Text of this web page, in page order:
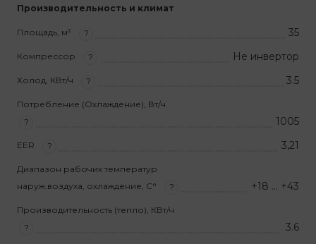
Производительность и климат
Площадь, м² ? 35
Компрессор ? Не инвертор
Холод, КВт/ч ? 3.5
Потребление (Охлаждение), Вт/ч
?
1005
EER ? 3,21
Диапазон рабочих температур
наруж.воздуха, охлаждение, С°
? +18 … +43
Производительность (тепло), КВт/ч
?
3.6